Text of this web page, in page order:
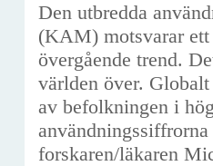
Den utbredda
(KAM) motsvarar
övergående trend.
världen över.
av befolkningen i
forskaren/läkaren